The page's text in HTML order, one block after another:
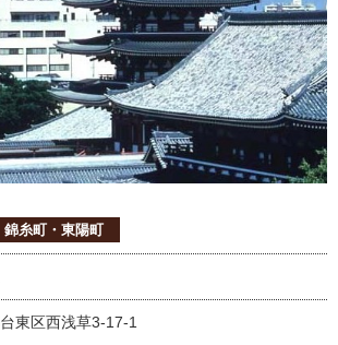
糸町・東陽町
東区西浅草3-17-1